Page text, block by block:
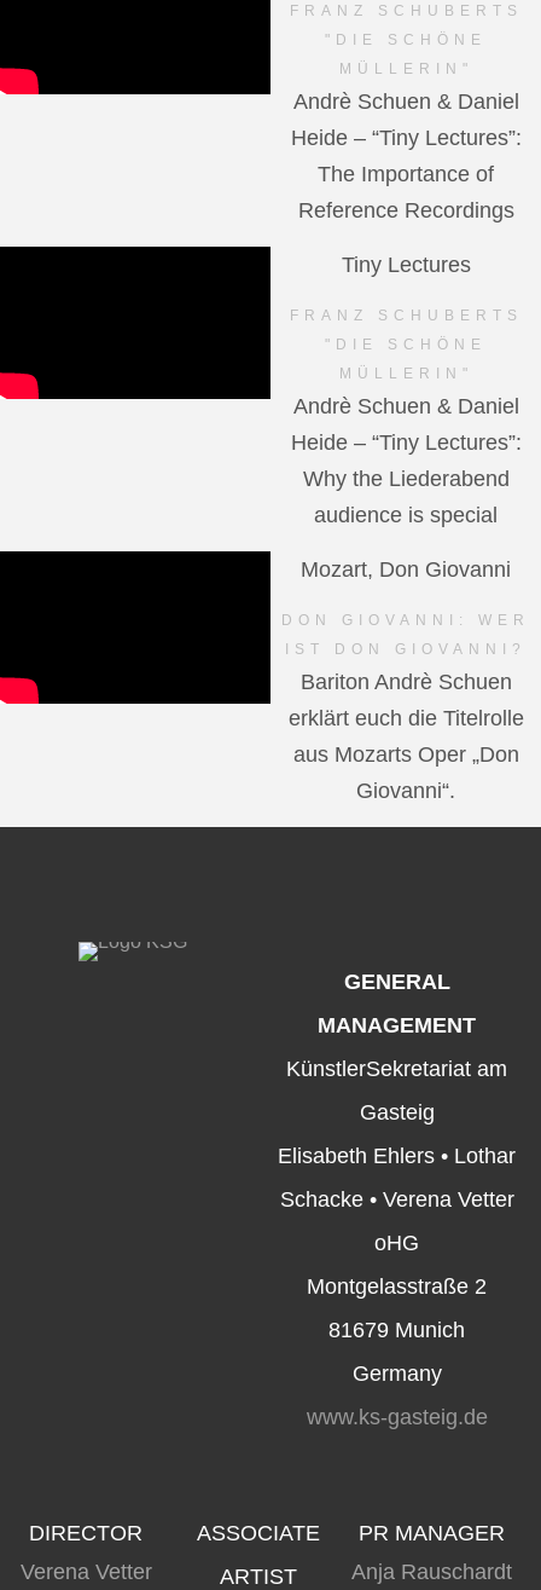
FRANZ SCHUBERTS
"DIE SCHÖNE
MÜLLERIN"
Andrè Schuen & Daniel
Heide – “Tiny Lectures”:
The Importance of
Reference Recordings
Tiny Lectures
FRANZ SCHUBERTS
"DIE SCHÖNE
MÜLLERIN"
Andrè Schuen & Daniel
Heide – “Tiny Lectures”:
Why the Liederabend
audience is special
Mozart, Don Giovanni
DON GIOVANNI: WER
IST DON GIOVANNI?
Bariton Andrè Schuen
erklärt euch die Titelrolle
aus Mozarts Oper „Don
Giovanni“.
GENERAL
MANAGEMENT
KünstlerSekretariat am
Gasteig
Elisabeth Ehlers • Lothar
Schacke • Verena Vetter
oHG
Montgelasstraße 2
81679 Munich
Germany
www.ks-gasteig.de
DIRECTOR
Verena Vetter
ASSOCIATE
ARTIST
PR MANAGER
Anja Rauschardt